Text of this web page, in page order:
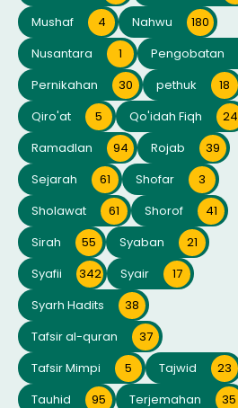
Mushaf
4 Nahwu
180
Nusantara
1 Pengobatan
Pernikahan
30 pethuk
18
Qiro'at
5 Qo'idah Fiqh
24
Ramadlan
94 Rojab
39
Sejarah
61 Shofar
3
Sholawat
61 Shorof
41
Sirah
55 Syaban
21
Syafii
342 Syair
17
Syarh Hadits
38
Tafsir al-quran
37
Tafsir Mimpi
5 Tajwid
23
Tauhid
95 Terjemahan
35